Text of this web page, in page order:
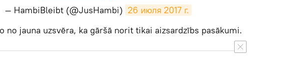
— HambiBleibt (@JusHambi) 26 июля 2017 г.
no jauna uzsvēra, ka gāršā norit tikai aizsardzībs pasākumi.